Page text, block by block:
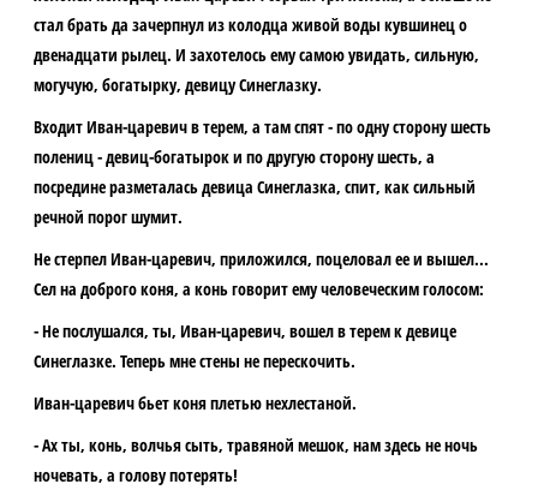
стал брать да зачерпнул из колодца живой воды кувшинец о
двенадцати рылец. И захотелось ему самою увидать, сильную,
могучую, богатырку, девицу Синеглазку.
Входит Иван-царевич в терем, а там спят - по одну сторону шесть
полениц - девиц-богатырок и по другую сторону шесть, а
посредине разметалась девица Синеглазка, спит, как сильный
речной порог шумит.
Не стерпел Иван-царевич, приложился, поцеловал ее и вышел...
Сел на доброго коня, а конь говорит ему человеческим голосом:
- Не послушался, ты, Иван-царевич, вошел в терем к девице
Синеглазке. Теперь мне стены не перескочить.
Иван-царевич бьет коня плетью нехлестаной.
- Ах ты, конь, волчья сыть, травяной мешок, нам здесь не ночь
ночевать, а голову потерять!